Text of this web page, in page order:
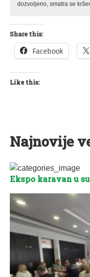
dozvoljeno, smatra se
Share this:
Facebook
Like this:
Najnovije
Ekspo karavan u